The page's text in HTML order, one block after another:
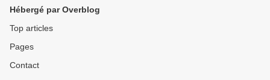
Hébergé par Overblog
Top articles
Pages
Contact